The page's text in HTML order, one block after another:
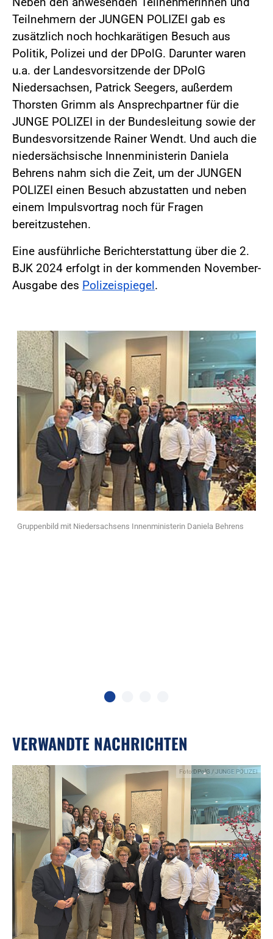
Teilnehmern der JUNGEN POLIZEI gab es
zusätzlich noch hochkarätigen Besuch aus
Politik, Polizei und der DPolG. Darunter waren
u.a. der Landesvorsitzende der DPolG
Niedersachsen, Patrick Seegers, außerdem
Thorsten Grimm als Ansprechpartner für die
JUNGE POLIZEI in der Bundesleitung sowie der
Bundesvorsitzende Rainer Wendt. Und auch die
niedersächsische Innenministerin Daniela
Behrens nahm sich die Zeit, um der JUNGEN
POLIZEI einen Besuch abzustatten und neben
einem Impulsvortrag noch für Fragen
bereitzustehen.
Eine ausführliche Berichterstattung über die 2.
BJK 2024 erfolgt in der kommenden November-
Ausgabe des Polizeispiegel.
Gruppenbild mit Niedersachsens Innenministerin Daniela Behrens
VERWANDTE NACHRICHTEN
Foto:DPolG / JUNGE POLIZEI